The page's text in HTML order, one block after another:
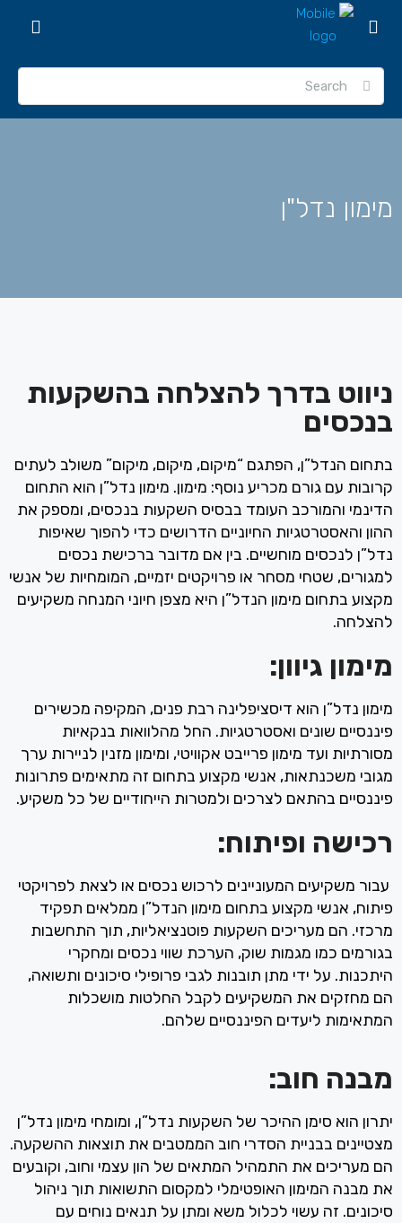
מימון נדל"ן
ניווט בדרך להצלחה בהשקעות
בנכסים
בתחום הנדל”ן, הפתגם “מיקום, מיקום, מיקום” משולב לעתים
קרובות עם גורם מכריע נוסף: מימון. מימון נדל”ן הוא התחום
הדינמי והמורכב העומד בבסיס השקעות בנכסים, ומספק את
ההון והאסטרטגיות החיוניים הדרושים כדי להפוך שאיפות
נדל”ן לנכסים מוחשיים. בין אם מדובר ברכישת נכסים
למגורים, שטחי מסחר או פרויקטים יזמיים, המומחיות של אנשי
מקצוע בתחום מימון הנדל”ן היא מצפן חיוני המנחה משקיעים
להצלחה.
מימון גיוון:
מימון נדל”ן הוא דיסציפלינה רבת פנים, המקיפה מכשירים
פיננסיים שונים ואסטרטגיות. החל מהלוואות בנקאיות
מסורתיות ועד מימון פרייבט אקוויטי, ומימון מזנין לניירות ערך
מגובי משכנתאות, אנשי מקצוע בתחום זה מתאימים פתרונות
פיננסיים בהתאם לצרכים ולמטרות הייחודיים של כל משקיע.
רכישה ופיתוח:
עבור משקיעים המעוניינים לרכוש נכסים או לצאת לפרויקטי
פיתוח, אנשי מקצוע בתחום מימון הנדל”ן ממלאים תפקיד
מרכזי. הם מעריכים השקעות פוטנציאליות, תוך התחשבות
בגורמים כמו מגמות שוק, הערכת שווי נכסים ומחקרי
היתכנות. על ידי מתן תובנות לגבי פרופילי סיכונים ותשואה,
הם מחזקים את המשקיעים לקבל החלטות מושכלות
המתאימות ליעדים הפיננסיים שלהם.
מבנה חוב:
יתרון הוא סימן ההיכר של השקעות נדל”ן, ומומחי מימון נדל”ן
מצטיינים בבניית הסדרי חוב הממטבים את תוצאות ההשקעה.
הם מעריכים את התמהיל המתאים של הון עצמי וחוב, וקובעים
את מבנה המימון האופטימלי למקסום התשואות תוך ניהול
סיכונים. זה עשוי לכלול משא ומתן על תנאים נוחים עם